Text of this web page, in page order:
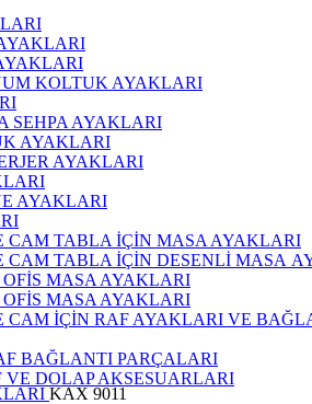
KOLTUK AYAKLARI
SEHPA AYAKLARI
AYAKLARI
AYAKLARI
AYAKLARI
CAM TABLA İÇİN MASA AYAKLARI
CAM TABLA İÇİN DESENLİ MASA
MASA AYAKLARI
MASA AYAKLARI
CAM İÇİN RAF AYAKLARI VE
BAĞLANTI PARÇALARI
VE DOLAP AKSESUARLARI
KAX 9011